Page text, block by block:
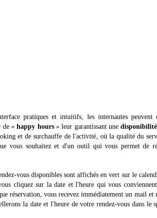
pratiques et intuitifs, les internautes peuvent
de «happy hours» leur garantissant une
et de surchauffe de l'activité, où la qualité du
vous souhaitez et d'un outil qui vous permet de
vous disponibles sont affichés en vert sur le
cliquez sur la date et l'heure qui vous
réservation, vous recevez immédiatement un mail et
la date et l'heure de votre rendez-vous dans le